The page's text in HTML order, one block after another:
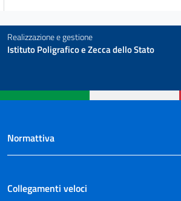
Realizzazione e gestione
Istituto Poligrafico e Zecca dello Stato
Normattiva
Collegamenti veloci